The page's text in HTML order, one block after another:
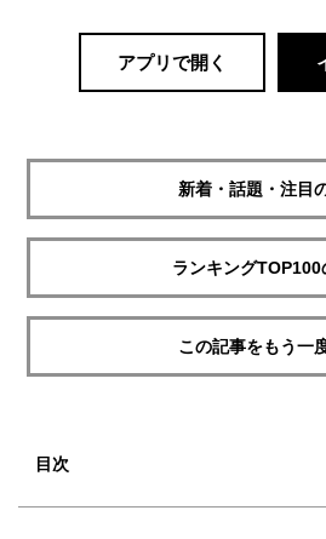
アプリで開く
新着・話題・注目
ランキングTOP100
この記事をもう一
目次